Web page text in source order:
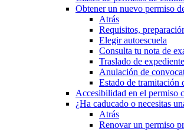
Obtener un nuevo permiso
Atrás
Requisitos,
Elegir autoescuela
Consulta tu nota de
Traslado de expediente
Anulación de
Estado de tramitación
Accesibilidad en el permiso
¿Ha caducado o necesitas
Atrás
Renovar un permiso